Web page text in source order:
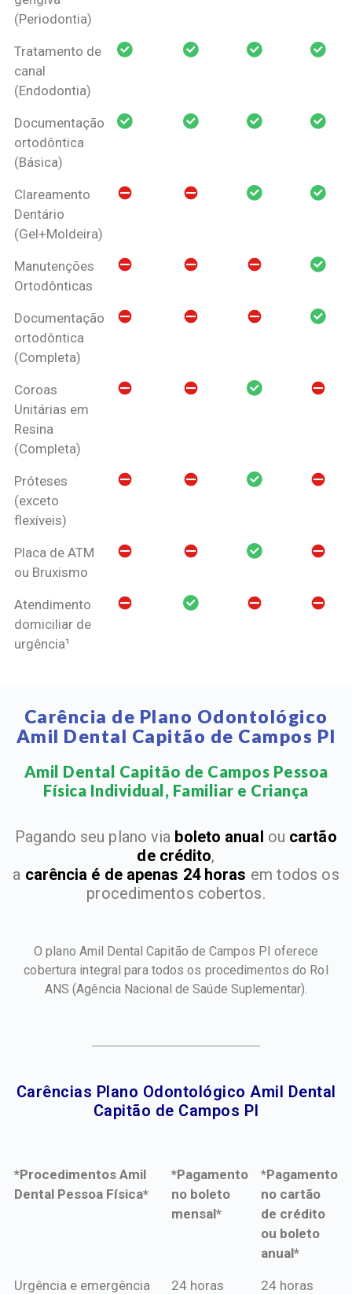
(Periodontia)
Tratamento de
canal
(Endodontia)
Documentação
ortodôntica
(Básica)
Clareamento
Dentário
(Gel+Moldeira)
Manutenções
Ortodônticas
Documentação
ortodôntica
(Completa)
Coroas
Unitárias em
Resina
(Completa)
Próteses
(exceto
flexíveis)
Placa de ATM
ou Bruxismo
Atendimento
domiciliar de
urgência¹
Carência de Plano Odontológico
Amil Dental Capitão de Campos PI
Amil Dental Capitão de Campos Pessoa
Física Individual, Familiar e Criança​
Pagando seu plano via boleto anual ou cartão
de crédito,
a carência é de apenas 24 horas em todos os
procedimentos cobertos.
O plano Amil Dental Capitão de Campos PI oferece
cobertura integral para todos os procedimentos do Rol
ANS(Agência Nacional de Saúde Suplementar).
Carências Plano Odontológico Amil Dental
Capitão de Campos PI​
*Procedimentos Amil
Dental Pessoa Física*
*Pagamento
no boleto
mensal*
*Pagamento
no cartão
de crédito
ou boleto
anual*
*Procedimentos Amil
*Pagamento
*Pagamento
Urgência e emergência 24 horas 24 horas